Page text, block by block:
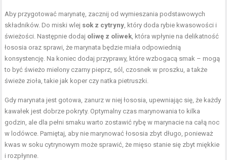
Aby przygotować marynatę, zacznij od wymieszania podstawowych
składników. Do miski wlej sok z cytryny , który doda rybie kwasowości i
świeżości. Następnie dodaj oliwę z oliwek , która wpłynie na delikatność
łososia oraz sprawi, że marynata będzie miała odpowiednią
konsystencję. Na koniec dodaj przyprawy, które wzbogacą smak – mogą
to być świeżo mielony czarny pieprz, sól, czosnek w proszku, a także
świeże zioła, takie jak koper czy natka pietruszki.
Gdy marynata jest gotowa, zanurz w niej łososia, upewniając się, że każdy
kawałek jest dobrze pokryty. Optymalny czas marynowania to kilka
godzin, ale dla pełni smaku warto zostawić rybę w marynacie na całą noc
w lodówce. Pamiętaj, aby nie marynować łososia zbyt długo, ponieważ
kwas w soku cytrynowym może sprawić, że mięso stanie się zbyt miękkie
i rozpłynne.